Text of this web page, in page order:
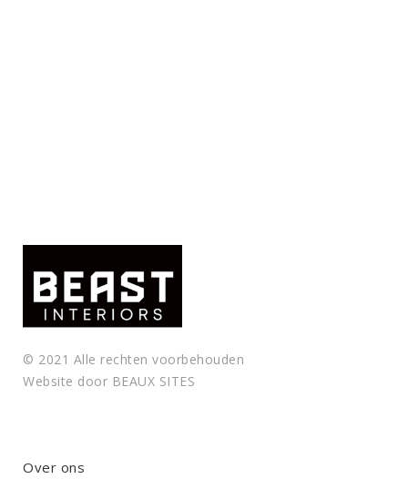
© 2021 Alle rechten voorbehouden
Website door BEAUX SITES
Over ons